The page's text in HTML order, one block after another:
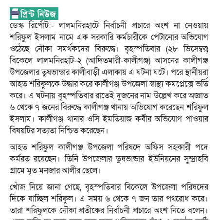
ডেস্ক রির্পোট:- লালমনিরহাটে নির্বাচনী প্রচারে অংশ না নেওয়ায়
শরিফুল ইসলাম নামে এক সরকারি কর্মচারীকে পেটানোর অভিযোগ
ওঠেছে নৌকা সমর্থকদের বিরুদ্ধে। বৃহস্পতিবার (২৮ ডিসেম্বর)
বিকেলে লালমনিরহাট-২ (আদিতমারী-কালীগঞ্জ) আসনের কালীগঞ্জ
উপজেলার তুষভান্ডার কালীবাড়ী এলাকায় এ ঘটনা ঘটে। পরে স্থানীয়রা
আহত শরিফুলকে উদ্ধার করে কালীগঞ্জ উপজেলা স্বাস্থ্য কমপ্লেক্সে ভর্তি
করে। এ ঘটনায় বৃহস্পতিবার রাতেই দুজনের নাম উল্লেখ করে অজ্ঞাত
৬ থেকে ৭ জনের বিরুদ্ধে কালীগঞ্জ থানায় অভিযোগ করেছেন শরিফুল
ইসলাম। কালীগঞ্জ থানার ওসি ইমতিয়াজ কবীর অভিযোগ পাওয়ার
বিষয়টির সত্যতা নিশ্চিত করেছেন।
আহত শরিফুল কালীগঞ্জ উপজেলা পরিষদে অফিস সহকারী পদে
কর্মরত রয়েছেন। তিনি উপজেলার তুষভান্ডার ইউনিয়নের সুন্দ্রাহবি
গ্রামে মৃত মনজার আলীর ছেলে।
খোঁজ নিয়ে জানা গেছে, বৃহস্পতিবার বিকেলে উপজেলা পরিষদের
দিকে যাচ্ছিল শরিফুল। এ সময় ৬ থেকে ৭ জন তার পথরোধ করে।
তারা শরিফুলকে নৌকা প্রতীকের নির্বাচনী প্রচারে অংশ নিতে বলেন।